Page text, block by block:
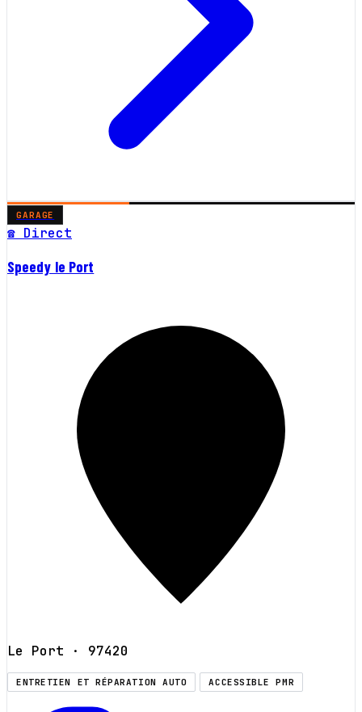
GARAGE
☎ Direct
Speedy le Port
Le Port · 97420
ENTRETIEN ET RÉPARATION AUTO ACCESSIBLE PMR